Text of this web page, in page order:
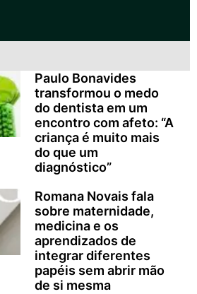
Paulo Bonavides
transformou o medo
do dentista em um
encontro com afeto: “A
criança é muito mais
do que um
diagnóstico”
Romana Novais fala
sobre maternidade,
medicina e os
aprendizados de
integrar diferentes
papéis sem abrir mão
de si mesma